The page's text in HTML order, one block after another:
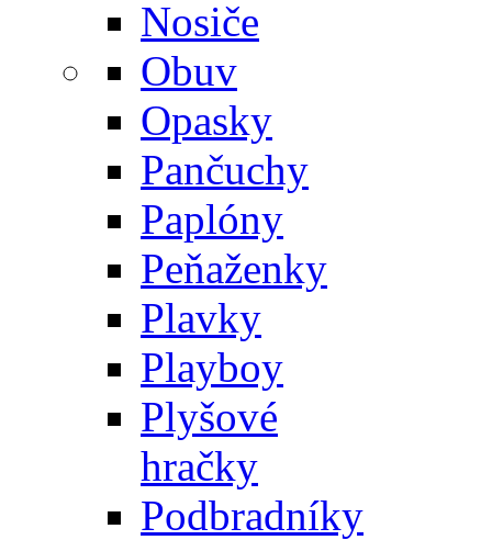
Nosiče
Obuv
Opasky
Pančuchy
Paplóny
Peňaženky
Plavky
Playboy
Plyšové
hračky
Podbradníky